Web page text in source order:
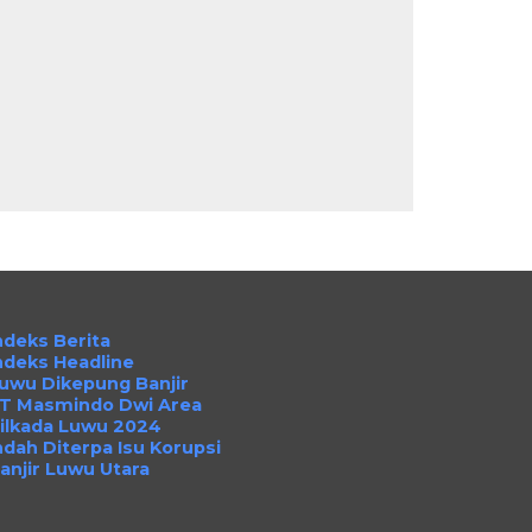
Berita
Headline
Dikepung Banjir
Masmindo Dwi Area
Luwu 2024
Diterpa Isu Korupsi
Luwu Utara